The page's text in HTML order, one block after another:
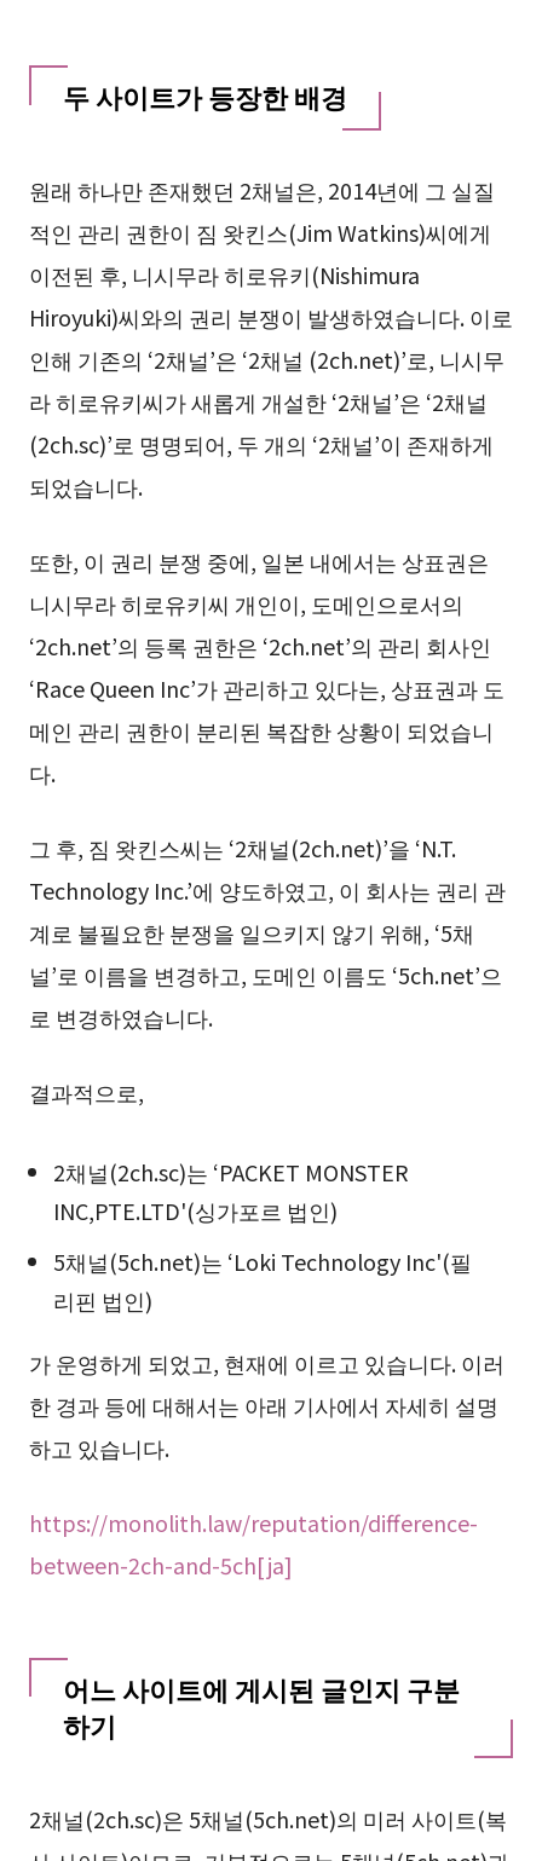
두 사이트가 등장한 배경
원래 하나만 존재했던 2채널은, 2014년에 그 실질
적인 관리 권한이 짐 왓킨스(Jim Watkins)씨에게
이전된 후, 니시무라 히로유키(Nishimura
Hiroyuki)씨와의 권리 분쟁이 발생하였습니다. 이로
인해 기존의 ‘2채널’은 ‘2채널 (2ch.net)’로, 니시무
라 히로유키씨가 새롭게 개설한 ‘2채널’은 ‘2채널
(2ch.sc)’로 명명되어, 두 개의 ‘2채널’이 존재하게
되었습니다.
또한, 이 권리 분쟁 중에, 일본 내에서는 상표권은
니시무라 히로유키씨 개인이, 도메인으로서의
‘2ch.net’의 등록 권한은 ‘2ch.net’의 관리 회사인
‘Race Queen Inc’가 관리하고 있다는, 상표권과 도
메인 관리 권한이 분리된 복잡한 상황이 되었습니
다.
그 후, 짐 왓킨스씨는 ‘2채널(2ch.net)’을 ‘N.T.
Technology Inc.’에 양도하였고, 이 회사는 권리 관
계로 불필요한 분쟁을 일으키지 않기 위해, ‘5채
널’로 이름을 변경하고, 도메인 이름도 ‘5ch.net’으
로 변경하였습니다.
결과적으로,
2채널(2ch.sc)는 ‘PACKET MONSTER
INC,PTE.LTD'(싱가포르 법인)
5채널(5ch.net)는 ‘Loki Technology Inc'(필
리핀 법인)
가 운영하게 되었고, 현재에 이르고 있습니다. 이러
한 경과 등에 대해서는 아래 기사에서 자세히 설명
하고 있습니다.
https://monolith.law/reputation/difference-
between-2ch-and-5ch[ja]
어느 사이트에 게시된 글인지 구분
하기
2채널(2ch.sc)은 5채널(5ch.net)의 미러 사이트(복